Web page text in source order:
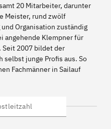
20 Mitarbeiter, darunter
Meister, rund zwölf
Organisation zuständig
angehende Klempner für
Seit 2007 bildet der
selbst junge Profis aus. So
Fachmänner in Sailauf